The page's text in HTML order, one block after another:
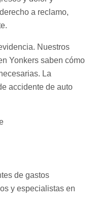
a reclamo,
Nuestros
Yonkers saben cómo
La
accidente de auto
de gastos
y especialistas en